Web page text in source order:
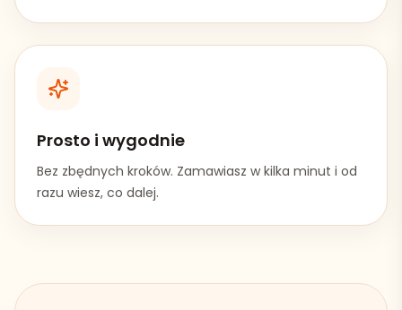
Prosto i wygodnie
Bez zbędnych kroków. Zamawiasz w kilka minut i od
razu wiesz, co dalej.